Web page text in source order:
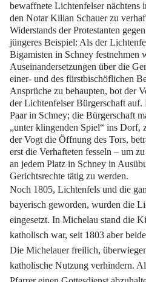
bewaffnete Lichtenfelser nächtens
den Notar Kilian Schauer zu
Widerstands der Protestanten
jüngeres Beispiel: Als der
Bigamisten in Schney festnehmen
Auseinandersetzungen über die
einer- und des fürstbischöflichen
Ansprüche zu behaupten, bot der
der Lichtenfelser Bürgerschaft auf.
Paar in Schney; die Bürgerschaft
„unter klingenden Spiel“ ins Dorf,
der Vogt die Öffnung des Tors,
erst die Verhafteten fesseln – um
an jedem Platz in Schney in
Gerichtsrechte tätig zu werden.
Noch 1805, Lichtenfels und die
bayerisch geworden, wurden die
eingesetzt. In Michelau stand die
katholisch war, seit 1803 aber
Die Michelauer freilich,
katholische Nutzung verhindern.